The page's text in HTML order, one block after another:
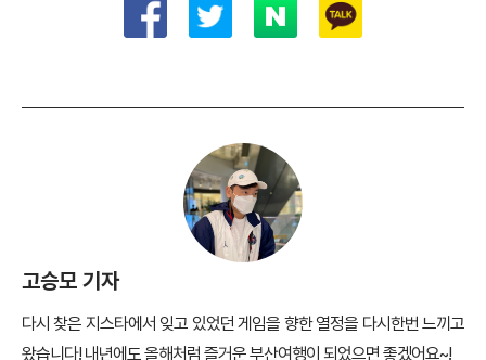
고승모 기자
다시 찾은 지스타에서 잊고 있었던 게임을 향한 열정을 다시한번 느끼고
왔습니다! 내년에도 올해처럼 즐거운 부산여행이 되었으면 좋겠어요~!